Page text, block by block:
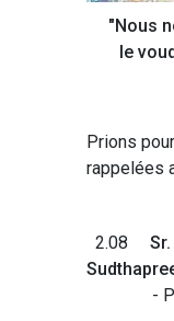
"Nous
le
Prions
rappelées
2.08
-